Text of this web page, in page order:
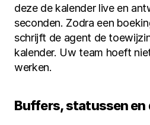
deze de kalender live en
seconden. Zodra een
schrijft de agent de
kalender. Uw team hoeft
werken.
Buffers, statussen en